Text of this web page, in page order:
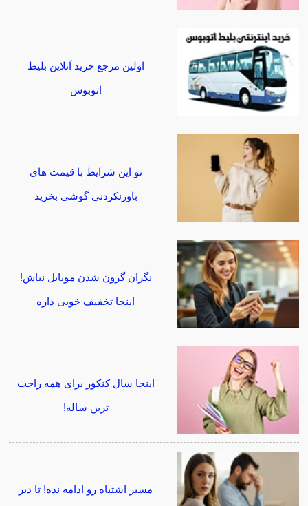
اولین مرجع خرید آنلاین بلیط
اتوبوس
تو این شرایط با قیمت های
باورنکردنی گوشی بخرید
نگران گرون شدن موبایل نباش!
اینجا تخفیف خوبی داره
اینجا سال کنکور برای همه راحت
ترین ساله!
مسیر اشتباه رو ادامه نده! تا دیر